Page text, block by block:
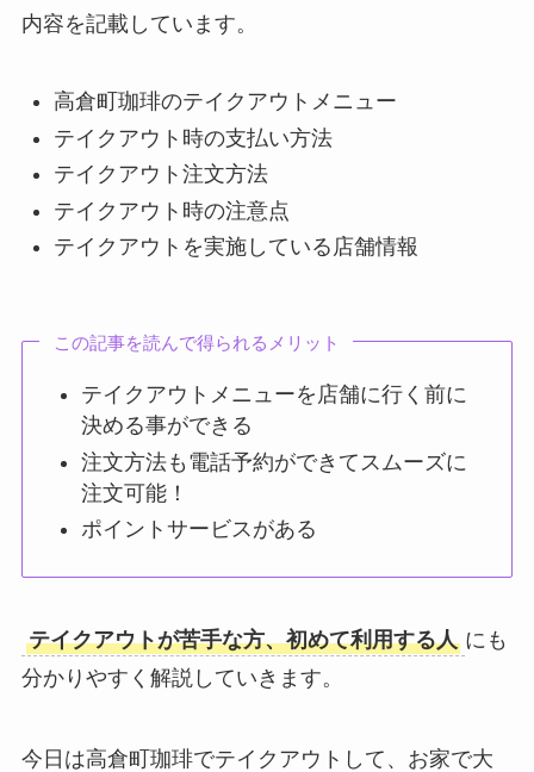
内容を記載しています。
高倉町珈琲のテイクアウトメニュー
テイクアウト時の支払い方法
テイクアウト注文方法
テイクアウト時の注意点
テイクアウトを実施している店舗情報
この記事を読んで得られるメリット
テイクアウトメニューを店舗に行く前に
決める事ができる
注文方法も電話予約ができてスムーズに
注文可能！
ポイントサービスがある
テイクアウトが苦手な方、初めて利用する人 にも
分かりやすく解説していきます。
今日は高倉町珈琲でテイクアウトして、お家で大